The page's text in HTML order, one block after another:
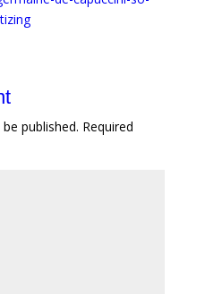
published. Required